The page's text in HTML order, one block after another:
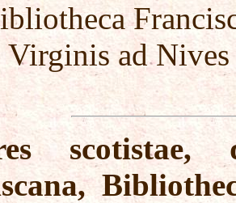
Virginis ad